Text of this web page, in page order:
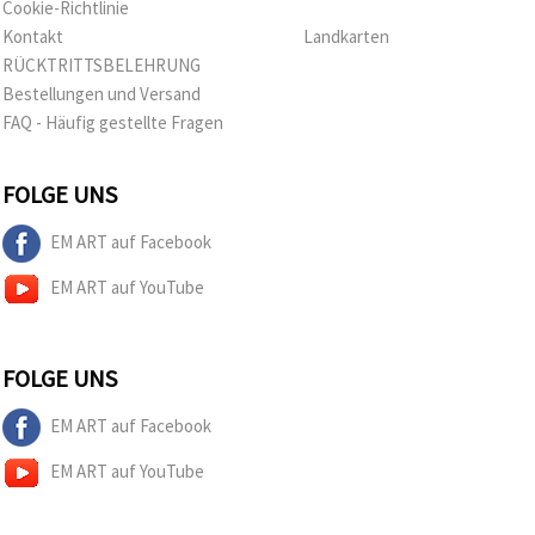
können Sie
jederzeit
ändern
oder
widerrufen.
Impressum
Datenschutzerklärung
akzeptieren
Cookie-
Cookie-Richtlinie
Kontakt
RÜCKTRITTSBELEHRUNG
Bestellungen und Versand
FAQ - Häufig gestellte Fragen
Landkarten
FOLGE UNS
EM ART auf Facebook
EM ART auf YouTube
FOLGE UNS
EM ART auf Facebook
EM ART auf YouTube